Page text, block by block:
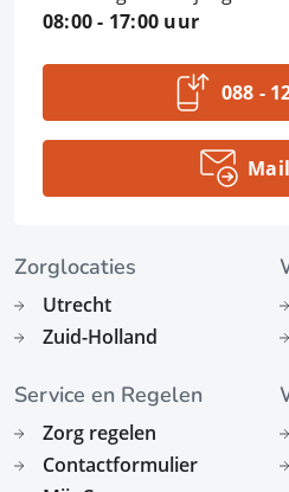
08:00 - 17:00 uur
088 -
Zorglocaties
Utrecht
Zuid-Holland
Service en Regelen
Zorg regelen
Contactformulier